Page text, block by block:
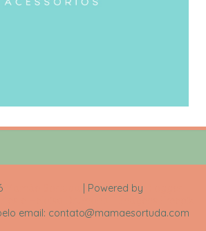
| Powered by
email: contato@mamaesortuda.com